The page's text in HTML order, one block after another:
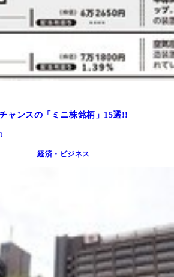
ャンスの「ミニ株銘柄」15選!!
経済・ビジネス